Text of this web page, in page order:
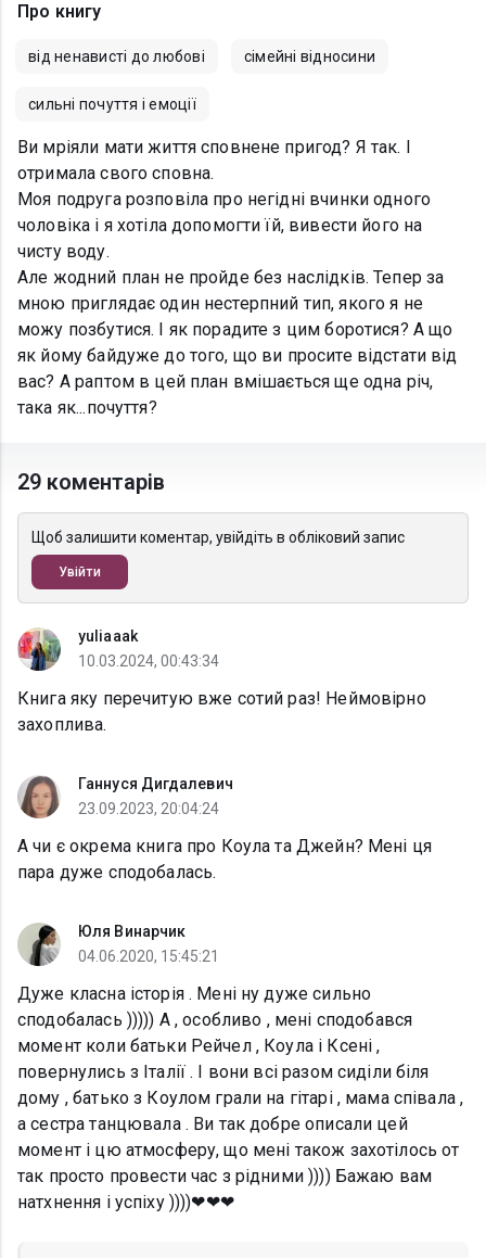
Про книгу
від ненависті до любові сімейні відносини
сильні почуття і емоції
Ви мріяли мати життя сповнене пригод? Я так. І
отримала свого сповна.
Моя подруга розповіла про негідні вчинки одного
чоловіка і я хотіла допомогти їй, вивести його на
чисту воду.
Але жодний план не пройде без наслідків. Тепер за
мною приглядає один нестерпний тип, якого я не
можу позбутися. І як порадите з цим боротися? А що
як йому байдуже до того, що ви просите відстати від
вас? А раптом в цей план вмішається ще одна річ,
така як...почуття?
29 коментарів
Щоб залишити коментар, увійдіть в обліковий запис
Увійти
yuliaaak
10.03.2024, 00:43:34
Книга яку перечитую вже сотий раз! Неймовірно
захоплива.
Ганнуся Дигдалевич
23.09.2023, 20:04:24
А чи є окрема книга про Коула та Джейн? Мені ця
пара дуже сподобалась.
Юля Винарчик
04.06.2020, 15:45:21
Дуже класна історія . Мені ну дуже сильно
сподобалась ))))) А , особливо , мені сподобався
момент коли батьки Рейчел , Коула і Ксені ,
повернулись з Італії . І вони всі разом сиділи біля
дому , батько з Коулом грали на гітарі , мама співала ,
а сестра танцювала . Ви так добре описали цей
момент і цю атмосферу, що мені також захотілось от
так просто провести час з рідними )))) Бажаю вам
натхнення і успіху ))))❤❤❤